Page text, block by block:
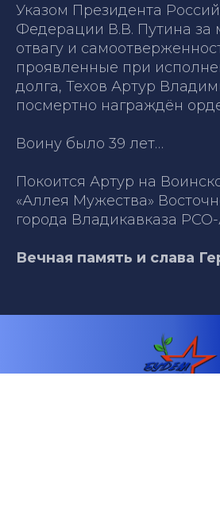
Указом Президента
Федерации В.В. Путина за
отвагу и
проявленные при
долга, Техов Артур
посмертно награждён
Воину было 39 лет…
Покоится Артур на
«Аллея Мужества»
города Владикавказа
Вечная память и слава